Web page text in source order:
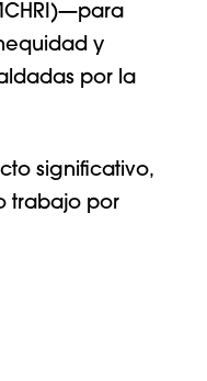
y
por la
significativo,
trabajo por